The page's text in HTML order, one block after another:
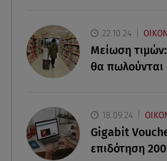
22.10.24
Μείωση
θα πωλούνται
18.09.24
Gigabit
επιδότηση